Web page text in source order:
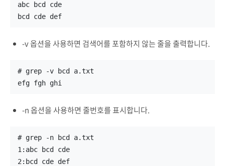
abc bcd cde
bcd cde def
-v 옵션을 사용하면 검색어를 포함하지 않는 줄을 출력합니다.
# grep -v bcd a.txt
efg fgh ghi
-n 옵션을 사용하면 줄번호를 표시합니다.
# grep -n bcd a.txt
1:abc bcd cde
2:bcd cde def